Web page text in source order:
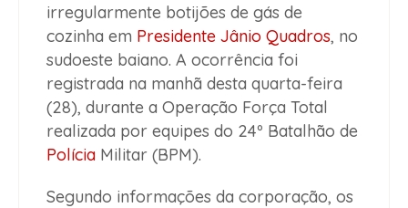
irregularmente botijões de gás de
cozinha em Presidente Jânio Quadros, no
sudoeste baiano. A ocorrência foi
registrada na manhã desta quarta-feira
(28), durante a Operação Força Total
realizada por equipes do 24º Batalhão de
Polícia Militar (BPM).
Segundo informações da corporação, os